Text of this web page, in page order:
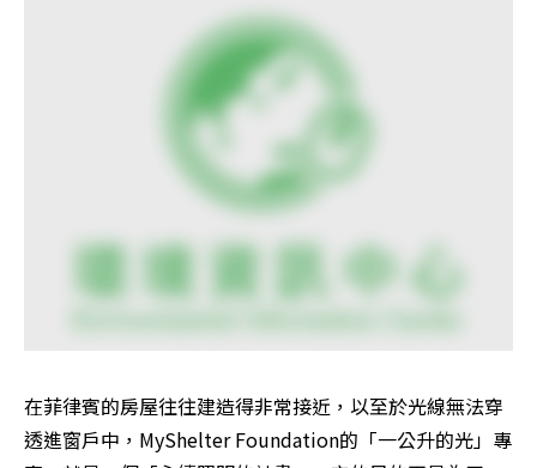
在菲律賓的房屋往往建造得非常接近，以至於光線無法穿
透進窗戶中，MyShelter Foundation的「一公升的光」專